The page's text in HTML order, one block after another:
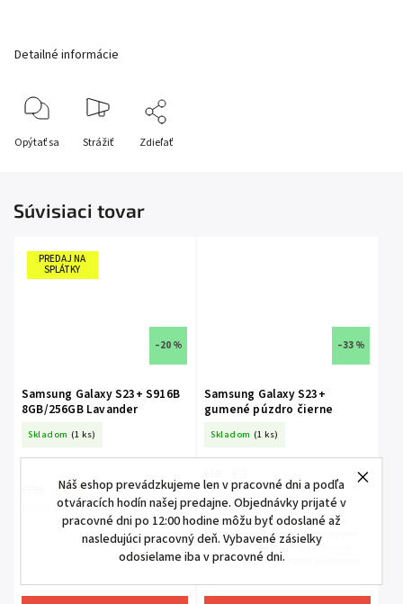
Náš eshop prevádzkujeme len v pracovné dni a podľa
otváracích hodín našej predajne. Objednávky prijaté v
pracovné dni po 12:00 hodine môžu byť odoslané až
nasledujúci pracovný deň. Vybavené zásielky
odosielame iba v pracovné dni.
Detailné informácie
Opýtať sa Strážiť Zdieľať
Súvisiaci tovar
PREDAJ NA
SPLÁTKY
–20 %
Samsung Galaxy S23+ S916B
8GB/256GB Lavander
Skladom (1 ks)
€519,51 bez DPH
€639
–33 %
Samsung Galaxy S23+
gumené púzdro čierne
Skladom (1 ks)
€6,50 bez DPH
Kvalitné púzdro ocenia všetci majitelia
smartfónov. Je spoľahlivou ochranou
telefónu i jeho displeja proti poškodeniu a